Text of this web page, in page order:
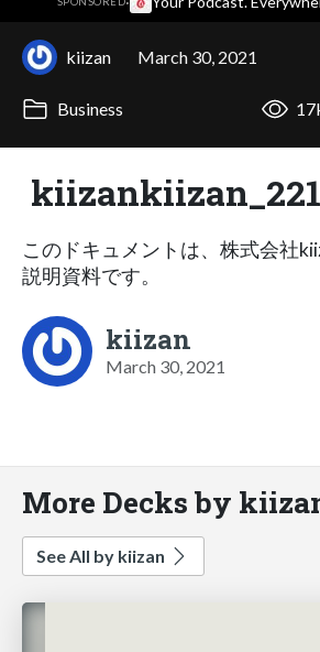
kiizan March 30, 2021
Business
このドキュメントは、株式会社
説明資料です。
kiizan
March 30, 2021
More Decks by
See All by kiizan